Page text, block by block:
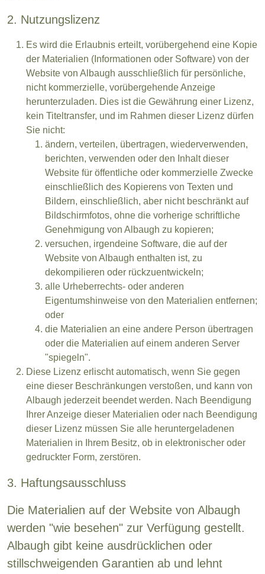
2. Nutzungslizenz
Es wird die Erlaubnis erteilt, vorübergehend eine Kopie
der Materialien (Informationen oder Software) von der
Website von Albaugh ausschließlich für persönliche,
nicht kommerzielle, vorübergehende Anzeige
herunterzuladen. Dies ist die Gewährung einer Lizenz,
kein Titeltransfer, und im Rahmen dieser Lizenz dürfen
Sie nicht:
ändern, verteilen, übertragen, wiederverwenden,
berichten, verwenden oder den Inhalt dieser
Website für öffentliche oder kommerzielle Zwecke
einschließlich des Kopierens von Texten und
Bildern, einschließlich, aber nicht beschränkt auf
Bildschirmfotos, ohne die vorherige schriftliche
Genehmigung von Albaugh zu kopieren;
versuchen, irgendeine Software, die auf der
Website von Albaugh enthalten ist, zu
dekompilieren oder rückzuentwickeln;
alle Urheberrechts- oder anderen
Eigentumshinweise von den Materialien entfernen;
oder
die Materialien an eine andere Person übertragen
oder die Materialien auf einem anderen Server
"spiegeln".
Diese Lizenz erlischt automatisch, wenn Sie gegen
eine dieser Beschränkungen verstoßen, und kann von
Albaugh jederzeit beendet werden. Nach Beendigung
Ihrer Anzeige dieser Materialien oder nach Beendigung
dieser Lizenz müssen Sie alle heruntergeladenen
Materialien in Ihrem Besitz, ob in elektronischer oder
gedruckter Form, zerstören.
3. Haftungsausschluss
Die Materialien auf der Website von Albaugh
werden "wie besehen" zur Verfügung gestellt.
Albaugh gibt keine ausdrücklichen oder
stillschweigenden Garantien ab und lehnt